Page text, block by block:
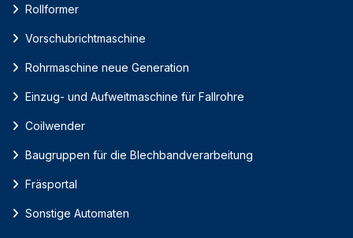
Rollformer
Vorschubrichtmaschine
Rohrmaschine neue Generation
Einzug- und Aufweitmaschine für Fallrohre
Coilwender
Baugruppen für die Blechbandverarbeitung
Fräsportal
Sonstige Automaten